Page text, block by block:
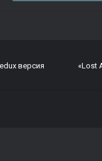
версия